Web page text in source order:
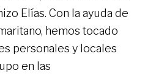
Elías. Con la ayuda de
hemos tocado
personales y locales
en las